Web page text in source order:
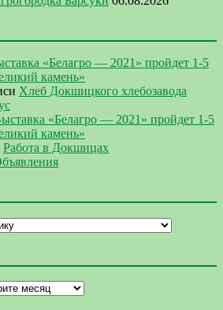
«Белагро — 2021» пройдет 1-5
камень»
Хлеб Докшицкого хлебозавода
«Белагро — 2021» пройдет 1-5
камень»
Работа в Докшицах